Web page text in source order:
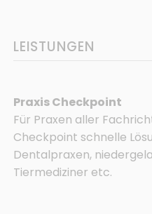
LEISTUNGEN
Praxis Checkpoint
Für Praxen aller
Checkpoint schnelle
Dentalpraxen,
Tiermediziner etc.